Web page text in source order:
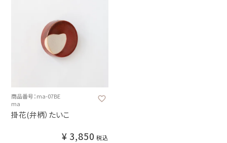
商品番号：ma-07BE
ma
掛花(弁柄）たいこ
¥ 3,850 税込